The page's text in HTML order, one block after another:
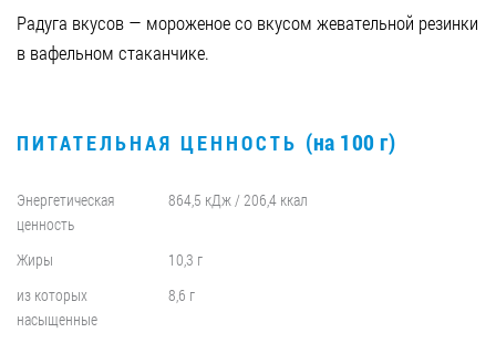
0412 42 29 23
Радуга вкусов — мороженое со вкусом жевательной резинки
в вафельном стаканчике.
ПИТАТЕЛЬНАЯ ЦЕННОСТЬ (на 100 г)
Энергетическая
ценность
864,5 кДж / 206,4 ккал
Жиры
10,3 г
из которых
насыщенные
8,6 г